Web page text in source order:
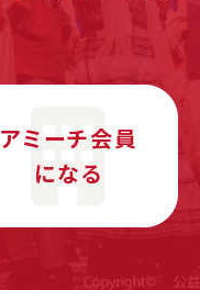
アミーチ会員
になる